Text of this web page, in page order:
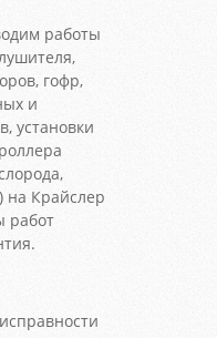
работы
гофр,
и
установки
на Крайслер
работ